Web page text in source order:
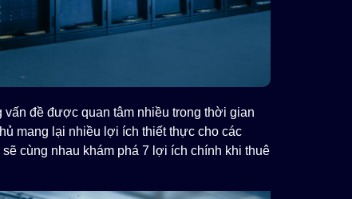
vấn đề được quan tâm nhiều trong thời gian
mang lại nhiều lợi ích thiết thực cho các
cùng nhau khám phá 7 lợi ích chính khi thuê